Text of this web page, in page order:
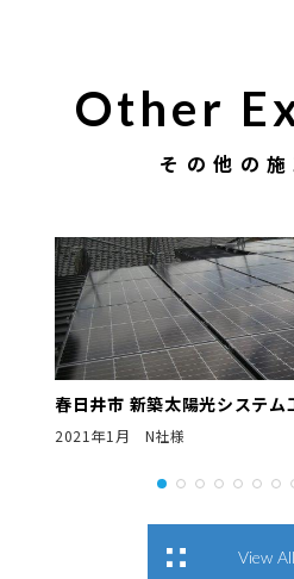
Other
その他の
春日井市 新築太陽光システム
2021年1月 N社様
View All